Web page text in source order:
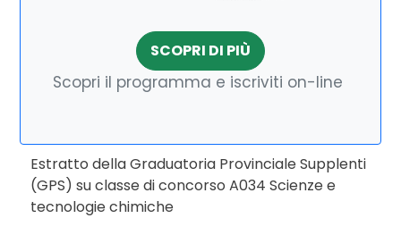
SCOPRI DI PIÙ
Scopri il programma e iscriviti on-line
Estratto della Graduatoria Provinciale Supplenti
(GPS) su classe di concorso A034 Scienze e
tecnologie chimiche